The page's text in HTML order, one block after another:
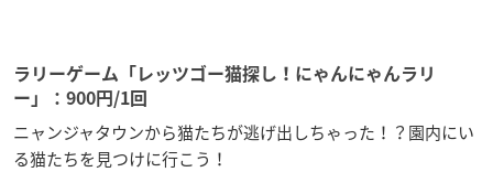
ラリーゲーム「レッツゴー猫探し！にゃんにゃんラリ
ー」：900円/1回
ニャンジャタウンから猫たちが逃げ出しちゃった！？園内にい
る猫たちを見つけに行こう！